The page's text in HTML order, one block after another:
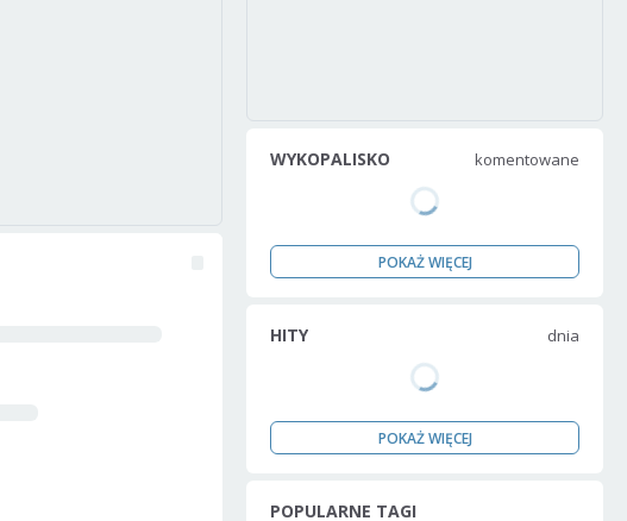
WYKOPALISKO komentowane
POKAŻ WIĘCEJ
HITY dnia
POKAŻ WIĘCEJ
POPULARNE TAGI